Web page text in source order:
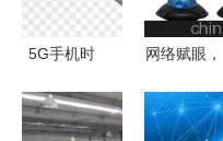
5G手机时
4G手机何
网络赋眼，
——朔州市